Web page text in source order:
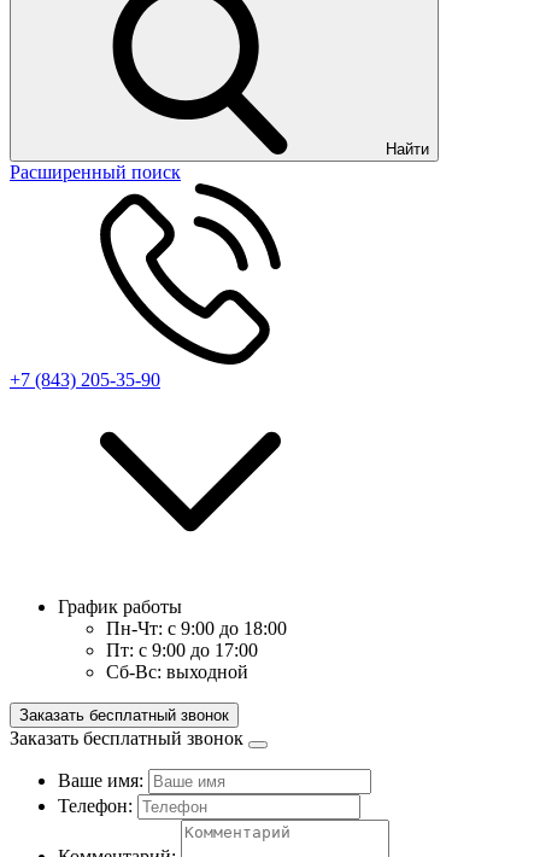
Найти
Расширенный поиск
+7 (843) 205-35-90
График работы
Пн-Чт: с 9:00 до 18:00
Пт: с 9:00 до 17:00
Сб-Вс: выходной
Заказать бесплатный звонок
Заказать бесплатный звонок
Ваше имя:
Телефон: